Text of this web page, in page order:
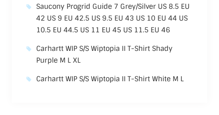
Saucony Progrid Guide 7 Grey/Silver US 8.5 EU
42 US 9 EU 42.5 US 9.5 EU 43 US 10 EU 44 US
10.5 EU 44.5 US 11 EU 45 US 11.5 EU 46
Carhartt WIP S/S Wiptopia II T-Shirt Shady
Purple M L XL
Carhartt WIP S/S Wiptopia II T-Shirt White M L